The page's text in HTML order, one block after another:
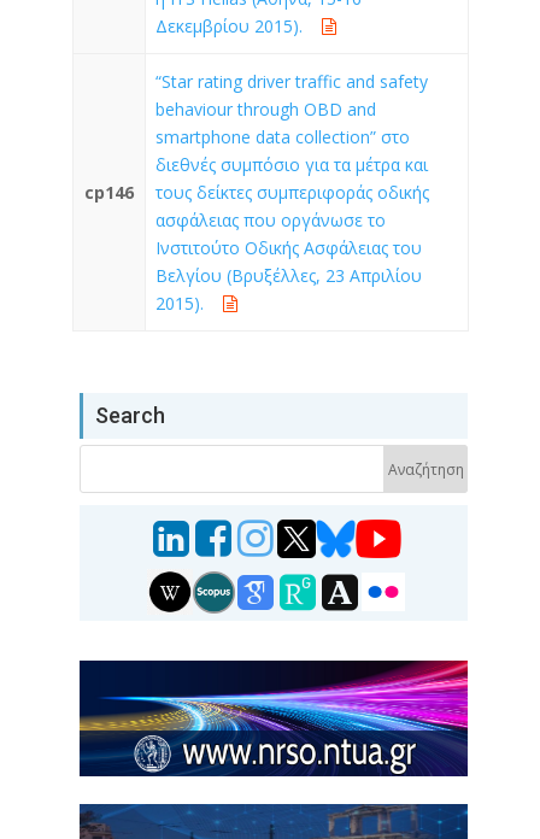
Δεκεμβρίου 2015).
cp146
“Star rating driver traffic and safety
behaviour through OBD and
smartphone data collection” στο
διεθνές συμπόσιο για τα μέτρα και
τους δείκτες συμπεριφοράς οδικής
ασφάλειας που οργάνωσε το
Ινστιτούτο Οδικής Ασφάλειας του
Βελγίου (Βρυξέλλες, 23 Απριλίου
2015).
Search